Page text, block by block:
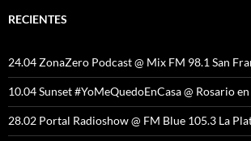
RECIENTES
24.04 ZonaZero Podcast @ Mix FM 98.1 San
10.04 Sunset #YoMeQuedoEnCasa @ Rosario
28.02 Portal Radioshow @ FM Blue 105.3 La